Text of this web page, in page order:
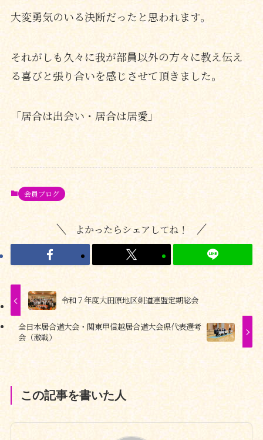
大変勇気のいる決断だったと思われます。
それがしも久々に我が部員以外の方々に教え伝え
る喜びと張り合いを感じさせて頂きました。
「居合は出会い・居合は居愛」
会員ブログ
よかったらシェアしてね！
令和７年度大田原地区剣道連盟定期総会
全日本居合道大会・関東甲信越居合道大会県代表選考
会（激戦）
この記事を書いた人